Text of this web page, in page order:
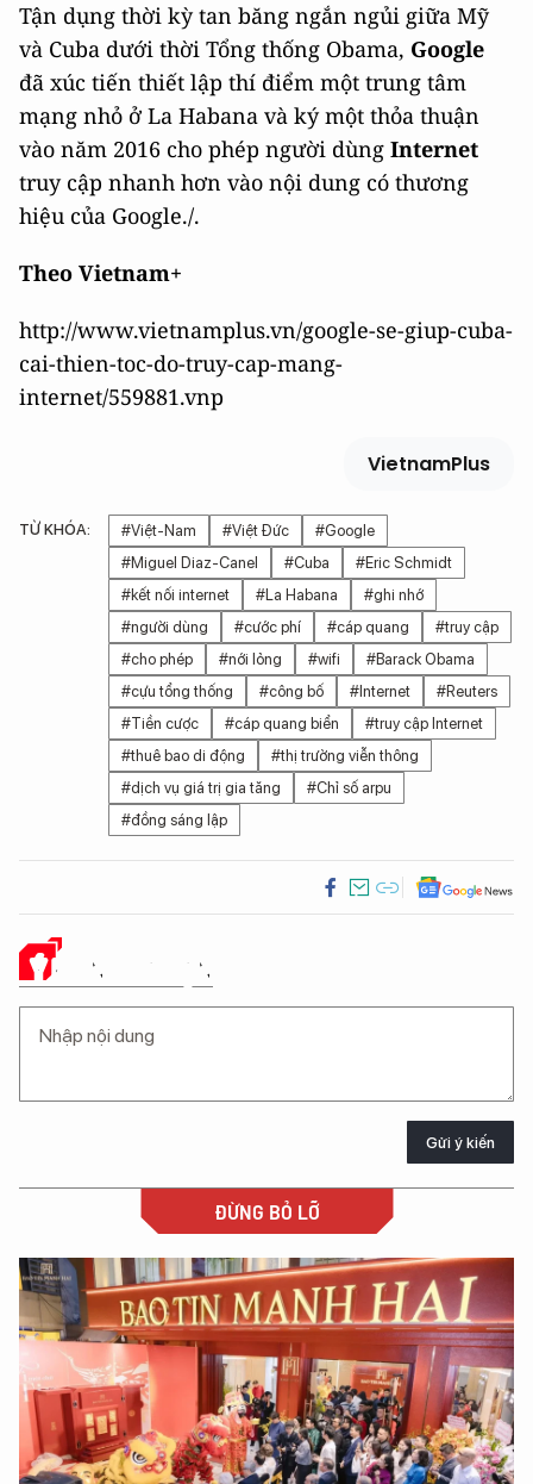
Tận dụng thời kỳ tan băng ngắn ngủi giữa Mỹ
và Cuba dưới thời Tổng thống Obama, Google
đã xúc tiến thiết lập thí điểm một trung tâm
mạng nhỏ ở La Habana và ký một thỏa thuận
vào năm 2016 cho phép người dùng Internet
truy cập nhanh hơn vào nội dung có thương
hiệu của Google./.
Theo Vietnam+
http://www.vietnamplus.vn/google-se-giup-cuba-
cai-thien-toc-do-truy-cap-mang-
internet/559881.vnp
VietnamPlus
TỪ KHÓA: #Việt-Nam #Việt Đức
#Google
#Miguel Diaz-Canel
#Cuba
#Eric Schmidt
#kết nối internet
#La Habana
#ghi nhớ
#người dùng
#cước phí #cáp quang
#truy cập
#cho phép
#nới lỏng #wifi
#Barack Obama
#cựu tổng thống
#công bố #Internet
#Reuters
#Tiền cược
#cáp quang biển
#truy cập Internet
#thuê bao di động
#thị trường viễn thông
#dịch vụ giá trị gia tăng
#Chỉ số arpu
#đồng sáng lập
Ý KIẾN CỦA BẠN
Gửi ý kiến
ĐỪNG BỎ LỠ